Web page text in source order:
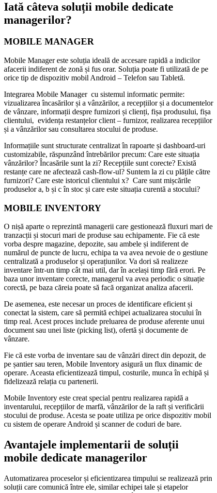
Iată câteva soluții mobile dedicate
managerilor?
MOBILE MANAGER
Mobile Manager este soluția ideală de accesare rapidă a indicilor
afacerii indiferent de zonă și fus orar. Soluția poate fi utilizată de pe
orice tip de dispozitiv mobil Android – Telefon sau Tabletă.
Integrarea Mobile Manager cu sistemul informatic permite:
vizualizarea încasărilor și a vânzărilor, a recepțiilor și a documentelor
de vânzare, informații despre furnizori și clienți, fișa produsului, fișa
clientului, evidența restanțelor client – furnizor, realizarea recepțiilor
și a vânzărilor sau consultarea stocului de produse.
Informațiile sunt structurate centralizat în rapoarte și dashboard-uri
customizabile, răspunzând întrebărilor precum: Care este situația
vânzărilor? Încasările sunt la zi? Recepțiile sunt corecte? Există
restanțe care ne afectează cash-flow-ul? Suntem la zi cu plățile către
furnizori? Care este istoricul clientului x? Care sunt mișcările
produselor a, b și c în stoc și care este situația curentă a stocului?
MOBILE INVENTORY
O nișă aparte o reprezintă managerii care gestionează fluxuri mari de
tranzacții și stocuri mari de produse sau echipamente. Fie că este
vorba despre magazine, depozite, sau ambele și indiferent de
numărul de puncte de lucru, echipa ta va avea nevoie de o gestiune
centralizată a produselor și operațiunilor. Va dori să realizeze
inventare într-un timp cât mai util, dar în același timp fără erori. Pe
baza unor inventare corecte, managerul va avea periodic o situație
corectă, pe baza căreia poate să facă organizat analiza afacerii.
De asemenea, este necesar un proces de identificare eficient și
conectat la sistem, care să permită echipei actualizarea stocului în
timp real. Acest proces include preluarea de produse aferente unui
document sau unei liste (picking list), ofertă și documente de
vânzare.
Fie că este vorba de inventare sau de vânzări direct din depozit, de
pe șantier sau teren, Mobile Inventory asigură un flux dinamic de
operare. Aceasta eficientizează timpul, costurile, munca în echipă și
fidelizează relația cu partenerii.
Mobile Inventory este creat special pentru realizarea rapidă a
inventarului, recepțiilor de marfă, vânzărilor de la raft și verificării
stocului de produse. Acesta se poate utiliza pe orice dispozitiv mobil
cu sistem de operare Android și scanner de coduri de bare.
Avantajele implementarii de soluții
mobile dedicate managerilor
Automatizarea proceselor și eficientizarea timpului se realizează prin
soluții care comunică între ele, similar echipei tale și etapelor